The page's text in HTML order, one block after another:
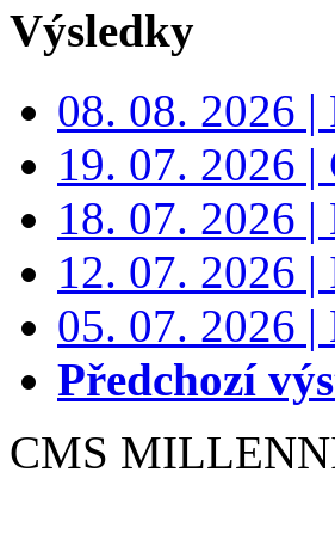
Výsledky
08. 08. 2026 |
19. 07. 2026 |
18. 07. 2026
12. 07. 2026
05. 07. 2026
Předchozí
CMS